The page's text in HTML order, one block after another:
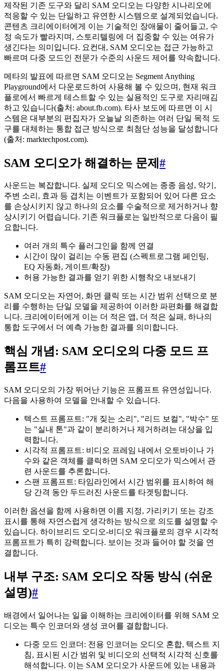
제작된 기존 도구와 달리 SAM 오디오는 다양한 시나리오에
적응할 수 있는 단일하고 유연한 시스템으로 설계되었습니다.
콘텐츠 크리에이터에게 이는 기술적인 장애물이 줄어들고, 수
정 속도가 빨라지며, 스토리텔링에 더 집중할 수 있는 여유가
생긴다는 의미입니다. 요컨대, SAM 오디오는 접근 가능하고
빠르며 다중 모드인 전문가 수준의 사운드 제어를 약속합니다.
메타의 발표에 따르면 SAM 오디오는 Segment Anything
Playground에서 다운로드하여 사용해 볼 수 있으며, 현재 워크
플로에서 빠르게 테스트할 수 있는 실용적인 도구로 자리매김
하고 있습니다(출처: about.fb.com). 타사 보도에 따르면 이 시
스템은 대부분의 편집자가 오늘날 의존하는 여러 단일 목적 도
구를 대체하는 통합 접근 방식으로 최첨단 성능을 달성합니다
(출처: marktechpost.com).
SAM 오디오가 해결하는 문제 #
사운드는 복잡합니다. 실제 오디오 믹스에는 종종 음성, 악기,
주변 소리, 효과 등 겹치는 이벤트가 포함되어 있어 다른 요소
를 손상시키지 않고 하나의 요소를 수술적으로 제거하거나 향
상시키기 어렵습니다. 기존 워크플로는 일반적으로 다음이 필
요합니다.
여러 개의 특수 플러그인을 함께 연결
시간이 많이 걸리는 수동 편집 (스펙트로그램 페인팅,
EQ 자동화, 게이트/확장)
허용 가능한 결과를 얻기 위한 시행착오 내보내기
SAM 오디오는 자연어, 화면 클릭 또는 시간 범위 선택으로 분
리를 수행하는 단일 모델을 제공하여 이러한 파편화를 해결합
니다. 크리에이터에게 이는 더 적은 앱, 더 적은 실패, 하나의
통합 도구에서 더 예측 가능한 결과를 의미합니다.
핵심 개념: SAM 오디오의 다중 모드 프
롬프트#
SAM 오디오의 가장 뛰어난 기능은 프롬프트 유연성입니다.
다음을 사용하여 모델을 안내할 수 있습니다.
텍스트 프롬프트: "개 짖는 소리", "리드 보컬", "박수" 또
는 "실내 톤"과 같이 분리하거나 제거하려는 대상을 입
력합니다.
시각적 프롬프트: 비디오 프레임 내에서 오토바이나 가
수와 같은 객체를 클릭하면 SAM 오디오가 믹스에서 관
련 사운드를 추론합니다.
스팬 프롬프트: 타임라인에서 시간 범위를 표시하여 해
당 간격 동안 두드러진 사운드를 타겟팅합니다.
이러한 옵션을 함께 사용하면 이름 지정, 가리키기 또는 강조
표시를 통해 자연스럽게 생각하는 방식으로 의도를 설명할 수
있습니다. 하이브리드 오디오-비디오 워크플로의 경우 시각적
프롬프트가 특히 강력합니다. 보이는 것과 들어야 할 것을 연
결합니다.
내부 구조: SAM 오디오 작동 방식 (쉬운
설명)#
배경에서 일어나는 일을 이해하는 크리에이터를 위해 SAM 오
디오는 특수 인코더와 생성 코어를 결합합니다.
다중 모드 인코더: 전용 인코더는 오디오 혼합, 텍스트 지
침, 표시된 시간 범위 및 비디오의 선택적 시각적 신호를
해석합니다. 이는 SAM 오디오가 사운드에 있는 내용과